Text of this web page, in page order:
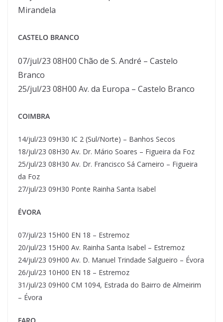
Mirandela
CASTELO BRANCO
07/jul/23 08H00 Chão de S. André – Castelo
Branco
25/jul/23 08H00 Av. da Europa – Castelo Branco
COIMBRA
14/jul/23 09H30 IC 2 (Sul/Norte) – Banhos Secos
18/jul/23 08H30 Av. Dr. Mário Soares – Figueira da Foz
25/jul/23 08H30 Av. Dr. Francisco Sá Carneiro – Figueira
da Foz
27/jul/23 09H30 Ponte Rainha Santa Isabel
ÉVORA
07/jul/23 15H00 EN 18 – Estremoz
20/jul/23 15H00 Av. Rainha Santa Isabel – Estremoz
24/jul/23 09H00 Av. D. Manuel Trindade Salgueiro – Évora
26/jul/23 10H00 EN 18 – Estremoz
31/jul/23 09H00 CM 1094, Estrada do Bairro de Almeirim
– Évora